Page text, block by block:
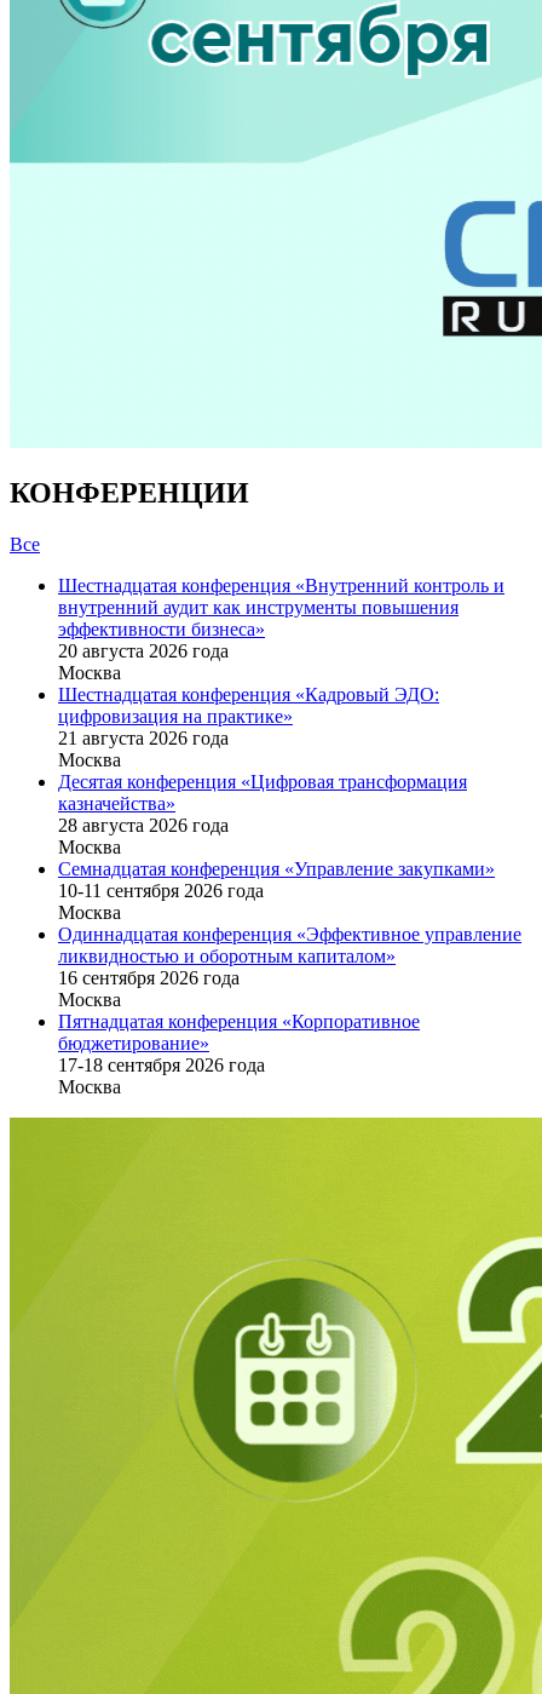
КОНФЕРЕНЦИИ
Все
Шестнадцатая конференция «Внутренний контроль и
внутренний аудит как инструменты повышения
эффективности бизнеса»
20 августа 2026 года
Москва
Шестнадцатая конференция «Кадровый ЭДО:
цифровизация на практике»
21 августа 2026 года
Москва
Десятая конференция «Цифровая трансформация
казначейства»
28 августа 2026 года
Москва
Семнадцатая конференция «Управление закупками»
10-11 сентября 2026 года
Москва
Одиннадцатая конференция «Эффективное управление
ликвидностью и оборотным капиталом»
16 cентября 2026 года
Москва
Пятнадцатая конференция «Корпоративное
бюджетирование»
17-18 сентября 2026 года
Москва